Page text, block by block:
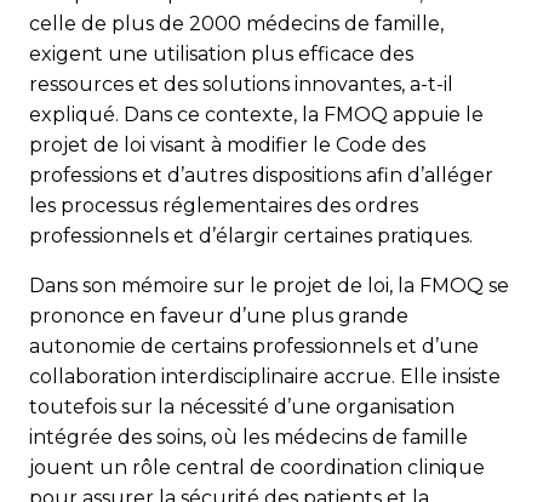
celle de plus de 2000 médecins de famille,
exigent une utilisation plus efficace des
ressources et des solutions innovantes, a-t-il
expliqué. Dans ce contexte, la FMOQ appuie le
projet de loi visant à modifier le Code des
professions et d’autres dispositions afin d’alléger
les processus réglementaires des ordres
professionnels et d’élargir certaines pratiques.
Dans son mémoire sur le projet de loi, la FMOQ se
prononce en faveur d’une plus grande
autonomie de certains professionnels et d’une
collaboration interdisciplinaire accrue. Elle insiste
toutefois sur la nécessité d’une organisation
intégrée des soins, où les médecins de famille
jouent un rôle central de coordination clinique